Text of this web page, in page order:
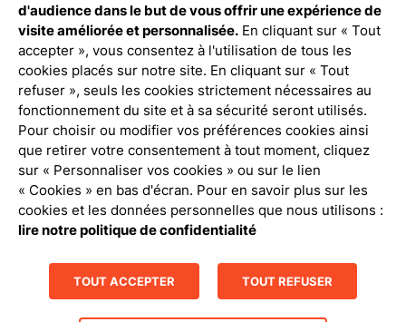
Connexion Pro
Politique de confidentialité
Mentions légales
d'audience dans le but de vous offrir une expérience de
visite améliorée et personnalisée. En cliquant sur « Tout
accepter », vous consentez à l'utilisation de tous les
cookies placés sur notre site. En cliquant sur « Tout
refuser », seuls les cookies strictement nécessaires au
fonctionnement du site et à sa sécurité seront utilisés.
Pour choisir ou modifier vos préférences cookies ainsi
que retirer votre consentement à tout moment, cliquez
sur « Personnaliser vos cookies » ou sur le lien
« Cookies » en bas d'écran. Pour en savoir plus sur les
cookies et les données personnelles que nous utilisons :
lire notre politique de confidentialité
TOUT ACCEPTER TOUT REFUSER